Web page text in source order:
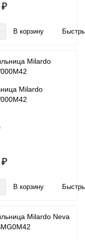
В корзину
Milardo
В корзину